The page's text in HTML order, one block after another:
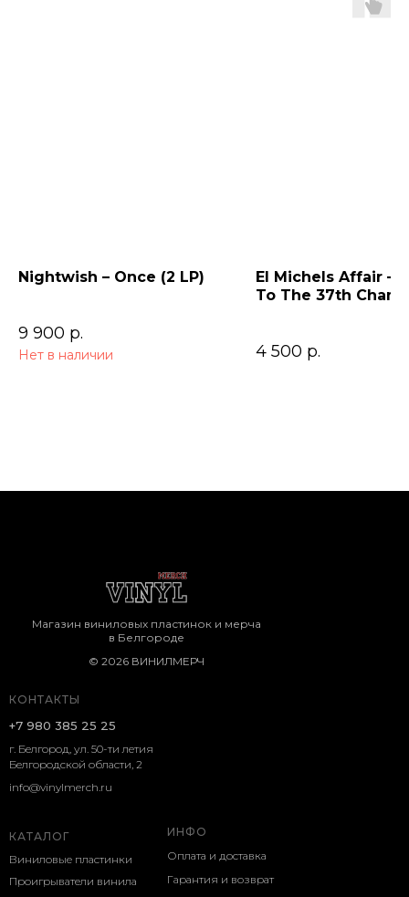
Nightwish – Once (2 LP)
9 900 р.
Нет в наличии
El Michels Affair –
To The 37th
4 500 р.
КОНТАКТЫ
г. Белгород, ул. 50-ти летия
Белгородской области, 2
КАТАЛОГ
Виниловые пластинки
ИНФО
Оплата и доставка
+7 980 385 25 25
Магазин виниловых пластинок и мерча
в Белгороде
Проигрыватели винила Гарантия и возврат
© 2026 ВИНИЛМЕРЧ
info@vinylmerch.ru